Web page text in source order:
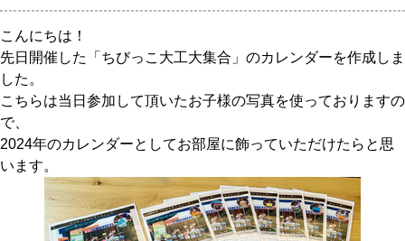
こんにちは！
先日開催した「ちびっこ大工大集合」のカレンダーを作成しま
した。
こちらは当日参加して頂いたお子様の写真を使っておりますの
で、
2024年のカレンダーとしてお部屋に飾っていただけたらと思
います。